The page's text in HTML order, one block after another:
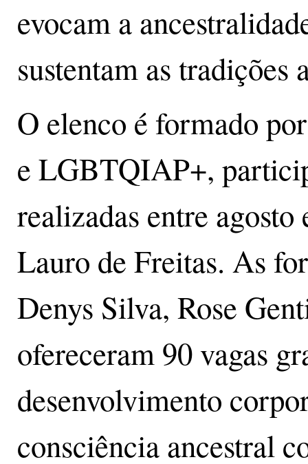
evocam a
sustentam as tradições
O elenco é formado
e LGBTQIAP+,
realizadas entre
Lauro de Freitas. As
Denys Silva, Rose
ofereceram 90 vagas
desenvolvimento
consciência ancestral